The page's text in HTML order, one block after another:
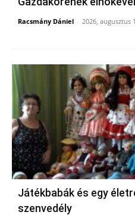
Racsmány Dániel - 2026, augusztus
Játékbabák és egy
szenvedély